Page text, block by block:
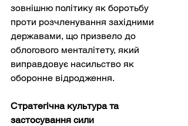
зовнішню політику як боротьбу
проти розчленування західними
державами, що призвело до
облогового менталітету, який
виправдовує насильство як
оборонне відродження.
Стратегічна культура та
застосування сили